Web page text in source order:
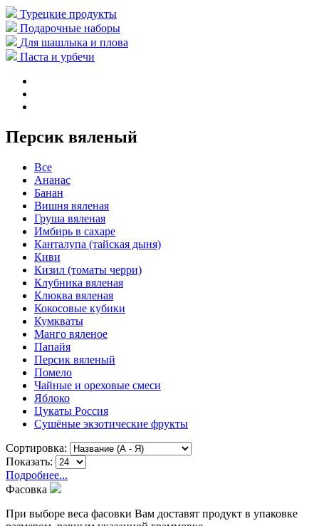
Турецкие продукты
Подарочные наборы
Для шашлыка и плова
Паста и урбечи
Персик вяленый
Все
Ананас
Банан
Вишня вяленая
Груша вяленая
Имбирь в сахаре
Канталупа (тайская дыня)
Киви
Кизил (томаты черри)
Клубника вяленая
Клюква вяленая
Кокосовые кубики
Кумкваты
Манго вяленое
Папайя
Персик вяленый
Помело
Чайные и ореховые смеси
Яблоко
Цукаты Россия
Сушёные экзотические фрукты
Сортировка:
Показать:
Подробнее...
Фасовка
При выборе веса фасовки Вам доставят продукт в упаковке